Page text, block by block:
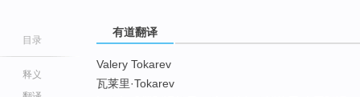
目录
释义
有道翻译
Valery Tokarev
瓦莱里·Tokarev